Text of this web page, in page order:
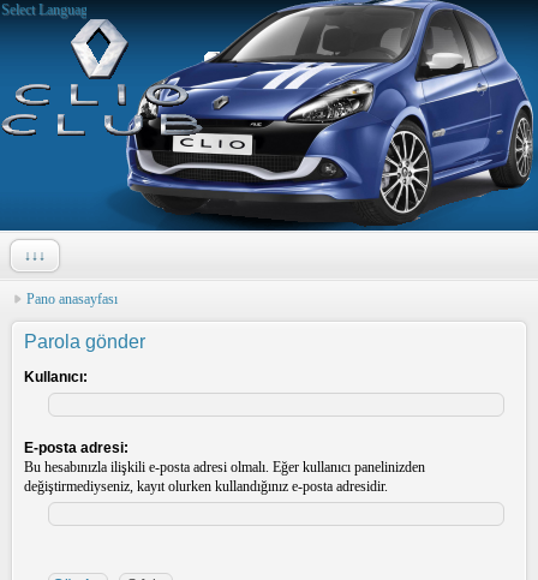
Select Language
↓↓↓
Pano anasayfası
Parola gönder
Kullanıcı:
E-posta adresi:
Bu hesabınızla ilişkili e-posta adresi olmalı. Eğer kullanıcı panelinizden
değiştirmediyseniz, kayıt olurken kullandığınız e-posta adresidir.